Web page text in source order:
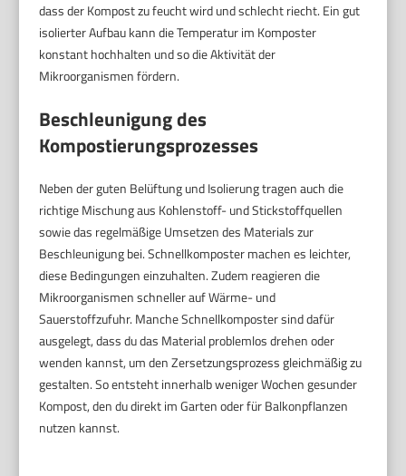
dass der Kompost zu feucht wird und schlecht riecht. Ein gut
isolierter Aufbau kann die Temperatur im Komposter
konstant hochhalten und so die Aktivität der
Mikroorganismen fördern.
Beschleunigung des
Kompostierungsprozesses
Neben der guten Belüftung und Isolierung tragen auch die
richtige Mischung aus Kohlenstoff- und Stickstoffquellen
sowie das regelmäßige Umsetzen des Materials zur
Beschleunigung bei. Schnellkomposter machen es leichter,
diese Bedingungen einzuhalten. Zudem reagieren die
Mikroorganismen schneller auf Wärme- und
Sauerstoffzufuhr. Manche Schnellkomposter sind dafür
ausgelegt, dass du das Material problemlos drehen oder
wenden kannst, um den Zersetzungsprozess gleichmäßig zu
gestalten. So entsteht innerhalb weniger Wochen gesunder
Kompost, den du direkt im Garten oder für Balkonpflanzen
nutzen kannst.